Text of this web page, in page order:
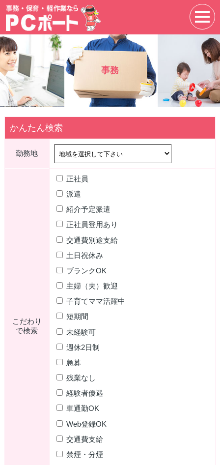
事務
かんたん検索
勤務地
こだわり
で検索
正社員
派遣
紹介予定派遣
正社員登用あり
交通費別途支給
土日祝休み
ブランクOK
主婦（夫）歓迎
子育てママ活躍中
短期間
未経験可
週休2日制
急募
残業なし
経験者優遇
車通勤OK
Web登録OK
交通費支給
禁煙・分煙